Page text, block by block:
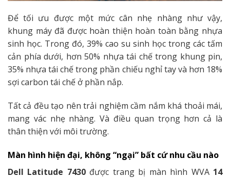
Để tối ưu được một mức cân nhẹ nhàng như vậy,
khung máy đã được hoàn thiện hoàn toàn bằng nhựa
sinh học. Trong đó, 39% cao su sinh học trong các tấm
cản phía dưới, hơn 50% nhựa tái chế trong khung pin,
35% nhựa tái chế trong phần chiếu nghỉ tay và hơn 18%
sợi carbon tái chế ở phần nắp.
Tất cả đều tạo nên trải nghiệm cầm nắm khá thoải mái,
mang vác nhẹ nhàng. Và điều quan trọng hơn cả là
thân thiện với môi trường.
Màn hình hiện đại, không “ngại” bất cứ nhu cầu nào
Dell Latitude 7430được trang bị màn hình WVA 14